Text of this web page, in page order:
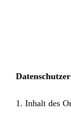
1. Inhalt des